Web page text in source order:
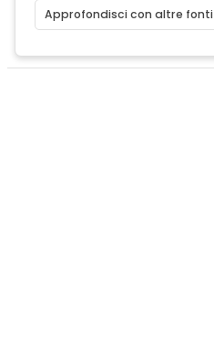
Approfondisci con altre fonti